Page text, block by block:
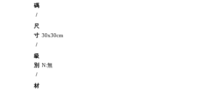
碼
/
尺
寸
/
30x30cm
級
別
/
N:無
材